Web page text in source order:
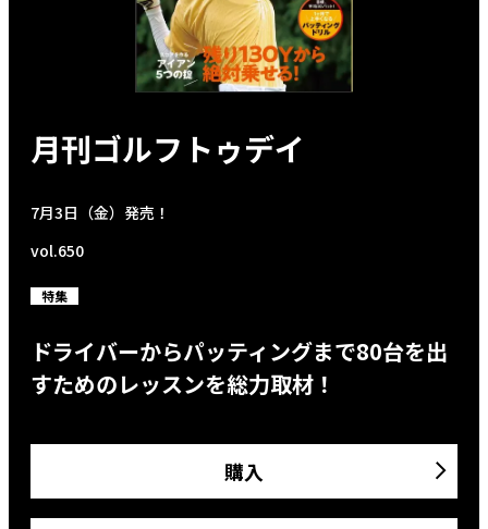
月刊ゴルフトゥデイ
7月3日（金）発売！
vol.650
特集
ドライバーからパッティングまで80台を出
すためのレッスンを総力取材！
購入